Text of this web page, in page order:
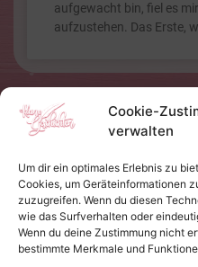
Cookie-
verwalten
Um dir ein optimales Erlebnis zu
Cookies, um Geräteinformationen
zuzugreifen. Wenn du diesen
wie das Surfverhalten oder
Wenn du deine Zustimmung nicht
bestimmte Merkmale und
aufgewacht bin, fiel es
aufzustehen. Das Erste,